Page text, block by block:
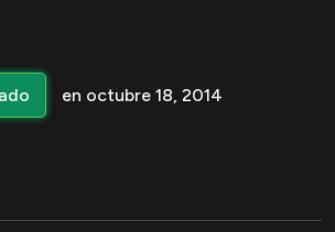
en octubre 18, 2014